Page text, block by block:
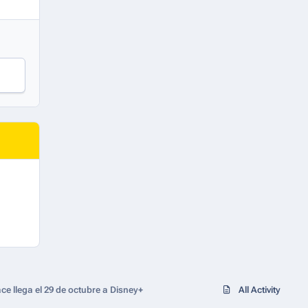
llega el 29 de octubre a Disney+ All Activity